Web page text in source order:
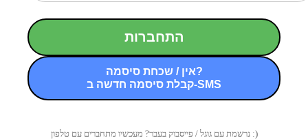
התחברות
אין / שכחת סיסמה?
קבלת סיסמה חדשה ב-SMS
נרשמת עם גוגל / פייסבוק בעבר? מעכשיו מתחברים עם טלפון :)